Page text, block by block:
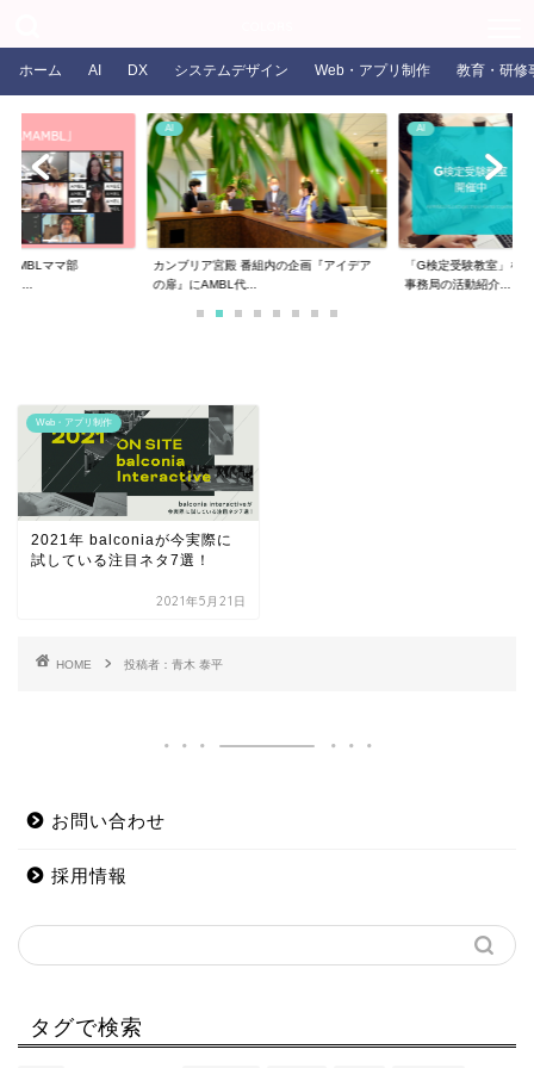
ホーム AI DX システムデザイン Web・アプリ制作 教育・研修
AMBLママ部
AI
カンブリア宮殿 番組内の企画『アイデア
の扉』にAMBL代...
AI
「G検定受験教室」を
事務局の活動紹介...
Web・アプリ制作
2021年 balconiaが今実際に
試している注目ネタ7選！
2021年5月21日
HOME 投稿者：青木 泰平
お問い合わせ
採用情報
タグで検索